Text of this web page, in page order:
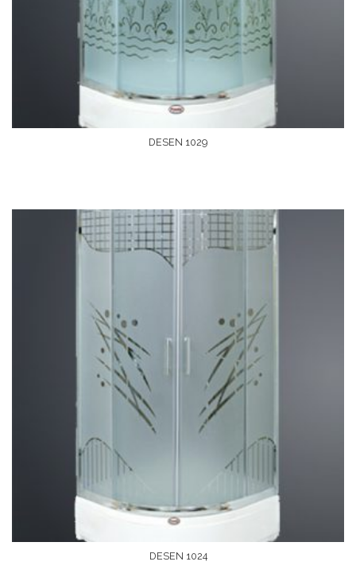
DESEN 1029
Devamını Oku
DESEN 1024
Devamını Oku